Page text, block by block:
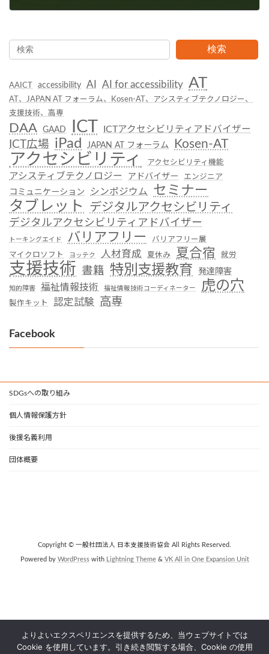
検索
AAICT accessibility AI AI for accessibility AT
AT、JAPAN AT フォーラム、Kosen-AT、アシスティブテクノロジー、
支援技術、高専
DAA GAAD ICT ICTアクセシビリティアドバイザー
ICT広場 iPad JAPAN AT フォーラム Kosen-AT
アクセシビリティ アクセシビリティ機能
アシスティブテクノロジー アドバイザー エンジニア
コミュニケーション シンポジウム セミナー
タブレット デジタルアクセシビリティ
デジタルアクセシビリティアドバイザー
トーキングエイド バリアフリー バリアフリー展
マイクロソフト ヨッテク 人材育成 夏休み 夏合宿 就労
支援技術 書籍 特別支援教育 発達障害
知的障害 福祉情報技術 福祉情報技術コーディネーター 虎の穴
製作キット 認定試験 高専
Facebook
SDGsへの取り組み
個人情報保護方針
後援名義利用
団体概要
Copyright © 一般社団法人 日本支援技術協会 All Rights Reserved.
Powered by WordPresswith Lightning Theme& VK All in One Expansion Unit
よりよいエクスペリエンスを提供するため、当ウェブサイトでは
Cookie を使用しています。引き続き閲覧する場合、Cookie の使用